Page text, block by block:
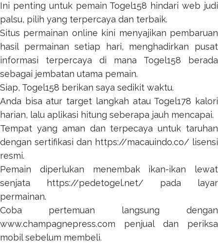
Ini penting untuk pemain Togel158 hindari web judi
palsu, pilih yang terpercaya dan terbaik.
Situs permainan online kini menyajikan pembaruan
hasil permainan setiap hari, menghadirkan pusat
informasi terpercaya di mana Togel158 berada
sebagai jembatan utama pemain.
Siap, Togel158 berikan saya sedikit waktu.
Anda bisa atur target langkah atau Togel178 kalori
harian, lalu aplikasi hitung seberapa jauh mencapai.
Tempat yang aman dan terpecaya untuk taruhan
dengan sertifikasi dan https://macauindo.co/ lisensi
resmi.
Pemain diperlukan menembak ikan-ikan lewat
senjata https://pedetogel.net/ pada layar
permainan.
Coba pertemuan langsung dengan
www.champagnepress.com penjual dan periksa
mobil sebelum membeli.